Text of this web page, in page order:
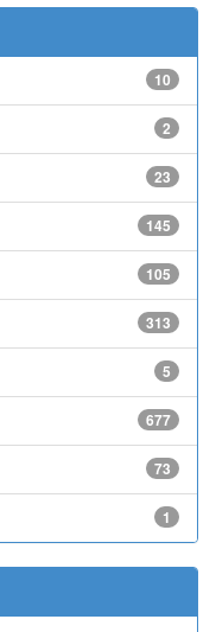
10
2
23
145
105
313
5
677
73
1